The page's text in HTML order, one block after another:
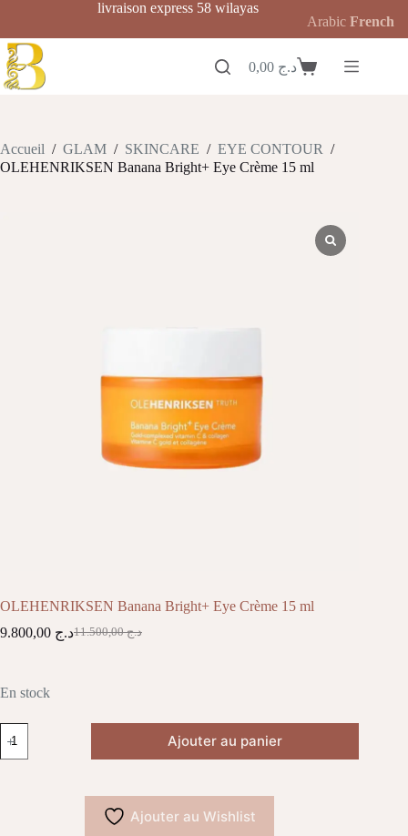
contenu
livraison express 58 wilayas
Panierد.ج
Accueil / GLAM / SKINCARE / EYE CONTOUR /
OLEHENRIKSEN Banana Bright+ Eye Crème 15 ml
OLEHENRIKSEN Banana Bright+ Eye Crème 15 ml
د.ج11.500,00
Leد.جLe
En stock
de
OLEHENRIKSEN
Ajouter au panier
Ajouter au Wishlist
Arabic French